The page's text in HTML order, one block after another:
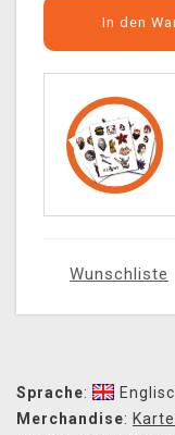
In den
Wunschliste
Sprache:
Merchandise: